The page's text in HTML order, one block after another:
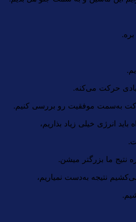
حرکت می‌کنه.
به‌سمت موفقیت رو بررسی کنیم.
انرژی خیلی زیاد بذاریم،
نتیج ما بزرگتر میشن.
نتیجه به‌دست نمیاریم،